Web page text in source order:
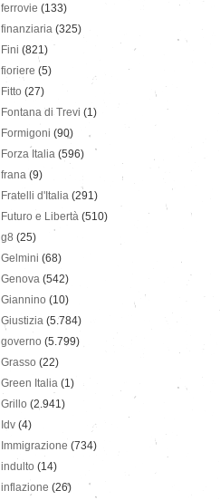
ferrovie (133)
finanziaria (325)
Fini (821)
fioriere (5)
Fitto (27)
Fontana di Trevi (1)
Formigoni (90)
Forza Italia (596)
frana (9)
Fratelli d'Italia (291)
Futuro e Libertà (510)
g8 (25)
Gelmini (68)
Genova (542)
Giannino (10)
Giustizia (5.784)
governo (5.799)
Grasso (22)
Green Italia (1)
Grillo (2.941)
Idv (4)
Immigrazione (734)
indulto (14)
inflazione (26)